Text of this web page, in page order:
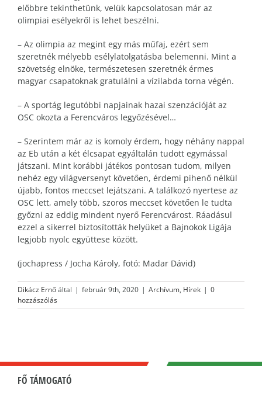
előbbre tekinthetünk, velük kapcsolatosan már az
olimpiai esélyekről is lehet beszélni.
– Az olimpia az megint egy más műfaj, ezért sem
szeretnék mélyebb esélylatolgatásba belemenni. Mint a
szövetség elnöke, természetesen szeretnék érmes
magyar csapatoknak gratulálni a vízilabda torna végén.
– A sportág legutóbbi napjainak hazai szenzációját az
OSC okozta a Ferencváros legyőzésével…
– Szerintem már az is komoly érdem, hogy néhány nappal
az Eb után a két élcsapat egyáltalán tudott egymással
játszani. Mint korábbi játékos pontosan tudom, milyen
nehéz egy világversenyt követően, érdemi pihenő nélkül
újabb, fontos meccset lejátszani. A találkozó nyertese az
OSC lett, amely több, szoros meccset követően le tudta
győzni az eddig mindent nyerő Ferencvárost. Ráadásul
ezzel a sikerrel biztosították helyüket a Bajnokok Ligája
legjobb nyolc együttese között.
(jochapress / Jocha Károly, fotó: Madar Dávid)
Dikácz Ernőáltal | február 9th, 2020 | Archívum, Hírek | 0
hozzászólás
FŐ TÁMOGATÓ